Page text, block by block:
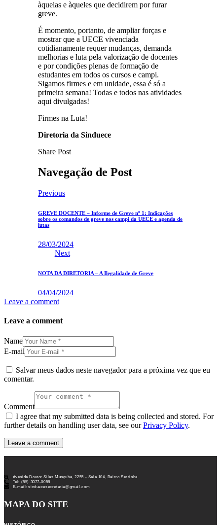
àquelas e àqueles que decidirem por furar
greve.
É momento, portanto, de ampliar forças e
mostrar que a UECE vivenciada
cotidianamente requer mudanças, demanda
melhorias e luta pela valorização de docentes
e por condições plenas de formação de
estudantes em todos os cursos e campi.
Sigamos firmes e em unidade, essa é só a
primeira semana! Todas e todos nas atividades
aqui divulgadas!
Firmes na Luta!
Diretoria da Sinduece
Share Post
Navegação de Post
Previous
GREVE DOCENTE – Informe de Greve nº 1: Indicações
sobre os comandos de greve nos campi da UECE e agenda de
lutas
28/03/2024
Next
NOTA DA DIRETORIA – A Ilegalidade de Greve
04/04/2024
Leave a comment
Leave a comment
Name
E-mail
Salvar meus dados neste navegador para a próxima vez que eu
comentar.
Comment
I agree that my submitted data is being collected and stored. For
further details on handling user data, see ourPrivacy Policy.
Avenida Doutor Silas Munguba, 2255 - Sala 104, Bairro Serrinha
Tel: (85) 3077-0058
E-mail: sinduecesecretaria@gmail.com
MAPA DO SITE